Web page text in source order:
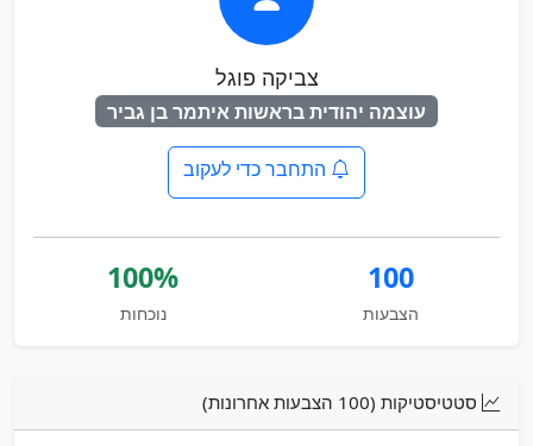
צביקה פוגל
עוצמה יהודית בראשות איתמר בן גביר
התחבר כדי לעקוב
100
הצבעות
100%
נוכחות
סטטיסטיקות (100 הצבעות אחרונות)